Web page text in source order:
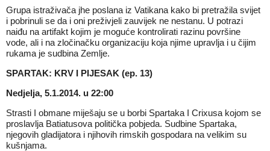
Grupa istraživača jhe poslana iz Vatikana kako bi pretražila svijet
i pobrinuli se da i oni preživjeli zauvijek ne nestanu. U potrazi
naiđu na artifakt kojim je moguće kontrolirati razinu površine
vode, ali i na zločinačku organizaciju koja njime upravlja i u čijim
rukama je sudbina Zemlje.
SPARTAK: KRV I PIJESAK (ep. 13)
Nedjelja, 5.1.2014. u 22:00
Strasti I obmane miješaju se u borbi Spartaka I Crixusa kojom se
proslavlja Batiatusova politička pobjeda. Sudbine Spartaka,
njegovih gladijatora i njihovih rimskih gospodara na velikim su
kušnjama.